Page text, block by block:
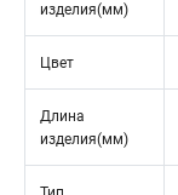
изделия(мм)
Цвет
Длина
изделия(мм)